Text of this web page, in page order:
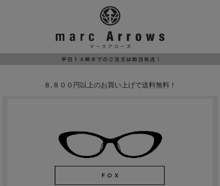
８,８００円以上のお買い上げで送料無料！